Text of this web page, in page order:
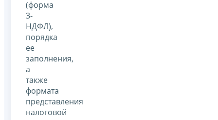
(форма
3-
НДФЛ),
порядка
ее
заполнения,
а
также
формата
представления
налоговой